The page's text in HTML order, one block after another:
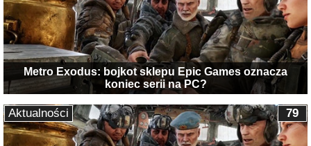
Metro Exodus: bojkot sklepu Epic Games oznacza
koniec serii na PC?
79
Aktualności